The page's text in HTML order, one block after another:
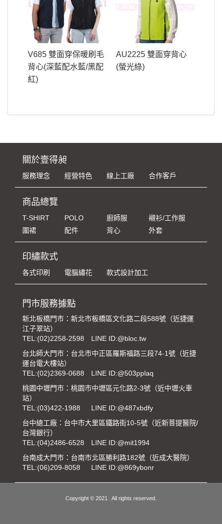
V685 雙面穿保暖刷毛
背心(深藍配水藍/黑配
紅)
AU2225 雙面穿背心
(螢光綠)
關於壹得昶
服務理念 經營特色 線上工廠 合作客戶
商品總覽
T-SHIRT POLO 廚師服
襯衫/工作服
圍裙
配件 背心 外套
印繡款式
各式印刷 電腦繡花 款式設計加工
門市服務據點
新北板橋門市：新北市板橋區文化路二段588號（近捷運
江子翠站）
TEL:(02)2258-2598
LINE ID:@bloc.tw
台北師大門市：台北市中正區羅斯福路三段74-1號（近捷
運台電大樓站）
TEL:(02)2369-0688
LINE ID:@503pplaq
桃園中壢門市：桃園市中壢區元化路2-3號（近中壢火車
站）
TEL:(03)422-1988
LINE ID:@487xbdfy
台中總工廠：台中市大里區鐵路街10-5號（近新菩提醫院/
台灣銀行）
TEL:(04)2486-6528
LINE ID:@mit1994
台南成大門市：台南市北區勝利路182號（近成大醫院）
TEL:(06)209-8058 LINE ID:@869ybonr
Copyright © 2021 . All rights reserved.